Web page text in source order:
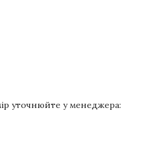
уточнюйте у менеджера: